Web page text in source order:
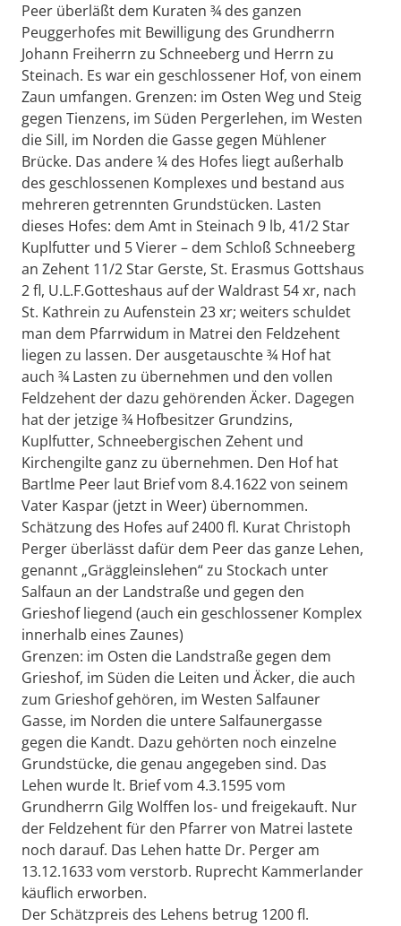
Peer überläßt dem Kuraten ¾ des ganzen
Peuggerhofes mit Bewilligung des Grundherrn
Johann Freiherrn zu Schneeberg und Herrn zu
Steinach. Es war ein geschlossener Hof, von einem
Zaun umfangen. Grenzen: im Osten Weg und Steig
gegen Tienzens, im Süden Pergerlehen, im Westen
die Sill, im Norden die Gasse gegen Mühlener
Brücke. Das andere ¼ des Hofes liegt außerhalb
des geschlossenen Komplexes und bestand aus
mehreren getrennten Grundstücken. Lasten
dieses Hofes: dem Amt in Steinach 9 lb, 41/2 Star
Kuplfutter und 5 Vierer – dem Schloß Schneeberg
an Zehent 11/2 Star Gerste, St. Erasmus Gottshaus
2 fl, U.L.F.Gotteshaus auf der Waldrast 54 xr, nach
St. Kathrein zu Aufenstein 23 xr; weiters schuldet
man dem Pfarrwidum in Matrei den Feldzehent
liegen zu lassen. Der ausgetauschte ¾ Hof hat
auch ¾ Lasten zu übernehmen und den vollen
Feldzehent der dazu gehörenden Äcker. Dagegen
hat der jetzige ¾ Hofbesitzer Grundzins,
Kuplfutter, Schneebergischen Zehent und
Kirchengilte ganz zu übernehmen. Den Hof hat
Bartlme Peer laut Brief vom 8.4.1622 von seinem
Vater Kaspar (jetzt in Weer) übernommen.
Schätzung des Hofes auf 2400 fl. Kurat Christoph
Perger überlässt dafür dem Peer das ganze Lehen,
genannt „Gräggleinslehen“ zu Stockach unter
Salfaun an der Landstraße und gegen den
Grieshof liegend (auch ein geschlossener Komplex
innerhalb eines Zaunes)
Grenzen: im Osten die Landstraße gegen dem
Grieshof, im Süden die Leiten und Äcker, die auch
zum Grieshof gehören, im Westen Salfauner
Gasse, im Norden die untere Salfaunergasse
gegen die Kandt. Dazu gehörten noch einzelne
Grundstücke, die genau angegeben sind. Das
Lehen wurde lt. Brief vom 4.3.1595 vom
Grundherrn Gilg Wolffen los- und freigekauft. Nur
der Feldzehent für den Pfarrer von Matrei lastete
noch darauf. Das Lehen hatte Dr. Perger am
13.12.1633 vom verstorb. Ruprecht Kammerlander
käuflich erworben.
Der Schätzpreis des Lehens betrug 1200 fl.